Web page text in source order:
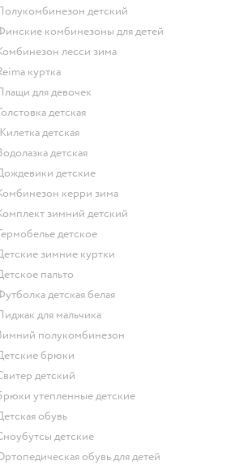
Полукомбинезон детский
Финские комбинезоны для детей
Комбинезон лесси зима
Reima куртка
Плащи для девочек
Толстовка детская
Жилетка детская
Водолазка детская
Дождевики детские
Комбинезон керри зима
Комплект зимний детский
Термобелье детское
Детские зимние куртки
Детское пальто
Футболка детская белая
Пиджак для мальчика
Зимний полукомбинезон
Детские брюки
Свитер детский
Брюки утепленные детские
Детская обувь
Сноубутсы детские
Ортопедическая обувь для детей